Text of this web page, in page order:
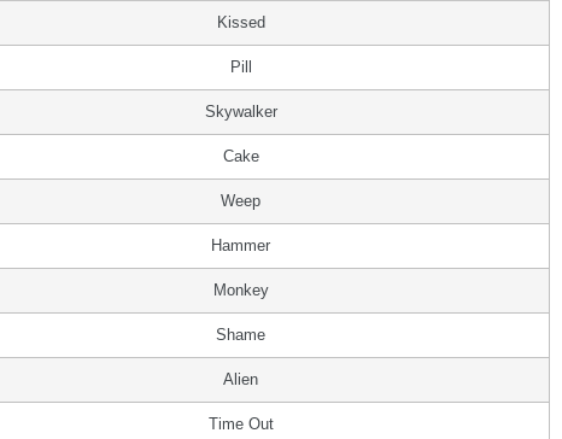
Kissed
Pill
Skywalker
Cake
Weep
Hammer
Monkey
Shame
Alien
Time Out